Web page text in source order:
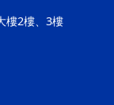
樓2樓、3樓